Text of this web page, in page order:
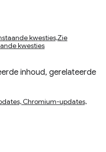
kwesties,Zie
kwesties
inhoud, gerelateerde
Chromium-updates,